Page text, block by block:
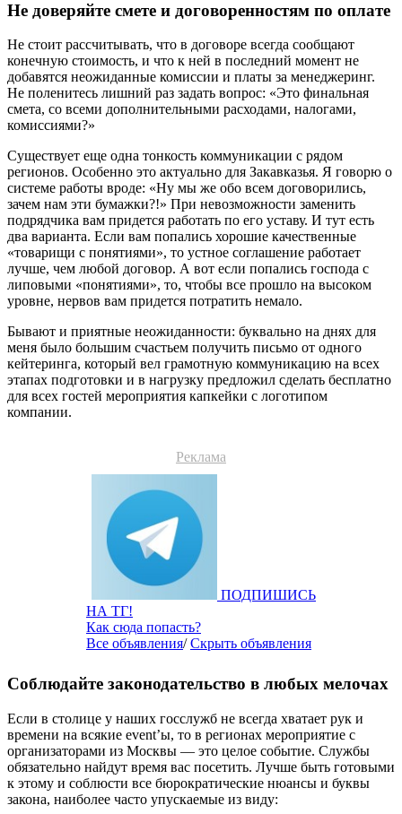
Не доверяйте смете и договоренностям по оплате
Не стоит рассчитывать, что в договоре всегда сообщают
конечную стоимость, и что к ней в последний момент не
добавятся неожиданные комиссии и платы за менеджеринг.
Не поленитесь лишний раз задать вопрос: «Это финальная
смета, со всеми дополнительными расходами, налогами,
комиссиями?»
Существует еще одна тонкость коммуникации с рядом
регионов. Особенно это актуально для Закавказья. Я говорю о
системе работы вроде: «Ну мы же обо всем договорились,
зачем нам эти бумажки?!» При невозможности заменить
подрядчика вам придется работать по его уставу. И тут есть
два варианта. Если вам попались хорошие качественные
«товарищи с понятиями», то устное соглашение работает
лучше, чем любой договор. А вот если попались господа с
липовыми «понятиями», то, чтобы все прошло на высоком
уровне, нервов вам придется потратить немало.
Бывают и приятные неожиданности: буквально на днях для
меня было большим счастьем получить письмо от одного
кейтеринга, который вел грамотную коммуникацию на всех
этапах подготовки и в нагрузку предложил сделать бесплатно
для всех гостей мероприятия капкейки с логотипом
компании.
Реклама
ПОДПИШИСЬ
НА ТГ!
Как сюда попасть?
Все объявления/Скрыть объявления
Соблюдайте законодательство в любых мелочах
Если в столице у наших госслужб не всегда хватает рук и
времени на всякие event’ы, то в регионах мероприятие с
организаторами из Москвы — это целое событие. Службы
обязательно найдут время вас посетить. Лучше быть готовыми
к этому и соблюсти все бюрократические нюансы и буквы
закона, наиболее часто упускаемые из виду: